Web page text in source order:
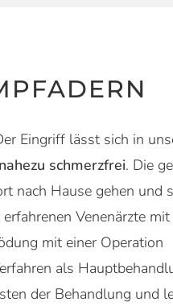
Eingriff lässt sich in
nahezu schmerzfrei. Die
nach Hause gehen und
Venenärzte
mit einer Operation
als
der Behandlung und